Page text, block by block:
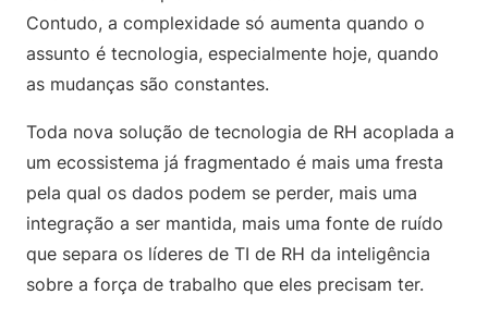
Contudo, a complexidade só aumenta quando o
assunto é tecnologia, especialmente hoje, quando
as mudanças são constantes.
Toda nova solução de tecnologia de RH acoplada a
um ecossistema já fragmentado é mais uma fresta
pela qual os dados podem se perder, mais uma
integração a ser mantida, mais uma fonte de ruído
que separa os líderes de TI de RH da inteligência
sobre a força de trabalho que eles precisam ter.